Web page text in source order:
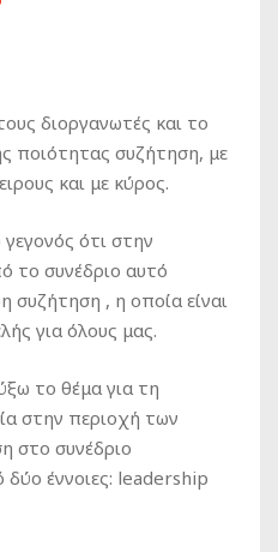
διοργανωτές και το
ποιότητας συζήτηση, με
και με κύρος.
ότι στην
το συνέδριο αυτό
συζήτηση , η οποία είναι
για όλους μας.
το θέμα για τη
στην περιοχή των
στο συνέδριο
έννοιες: leadership